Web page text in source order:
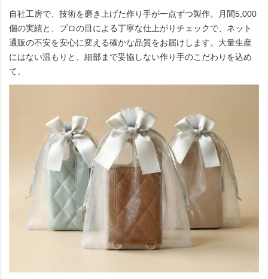
自社工房で、技術を磨き上げた作り手が一点ずつ製作。月間5,000
個の実績と、プロの目による丁寧な仕上がりチェックで、ネット
通販の不安を安心に変える確かな品質をお届けします。大量生産
にはない温もりと、細部まで妥協しない作り手のこだわりを込め
て。